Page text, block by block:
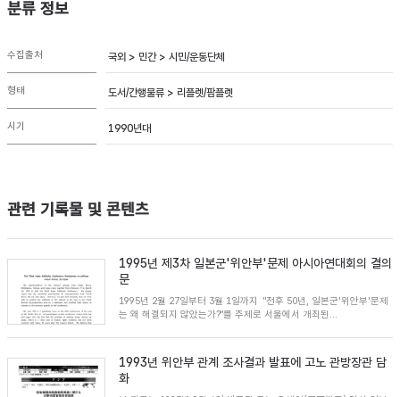
분류 정보
수집출처 국외 > 민간 > 시민/운동단체
형태 도서/간행물류 > 리플렛/팜플렛
시기 1990년대
관련 기록물 및 콘텐츠
1995년 제3차 일본군'위안부'문제 아시아연대회의 결의
문
1995년 2월 27일부터 3월 1일까지 "전후 50년, 일본군'위안부'문제
는 왜 해결되지 않았는가?"를 주제로 서울에서 개최된...
1993년 위안부 관계 조사결과 발표에 고노 관방장관 담
화